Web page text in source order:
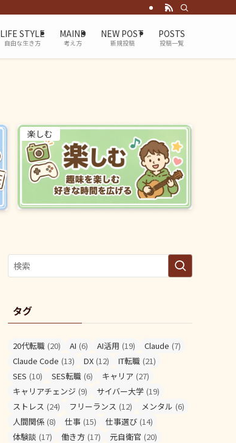
LIFE STYLE
自由な生き方
MAIND
考え方
NEW POST
新規投稿
POSTS
投稿一覧
楽しむ
タグ
20代転職 (20) AI (6) AI活用 (19) Claude (7)
Claude Code (13) DX (12) IT転職 (21)
SES (10) SES転職 (6) キャリア (27)
キャリアチェンジ (9) サイバー大学 (19)
ストレス (24) フリーランス (12) メンタル (6)
人間関係 (8) 仕事 (15) 仕事選び (14)
体験談 (17) 働き方 (17) 元自衛官 (20)